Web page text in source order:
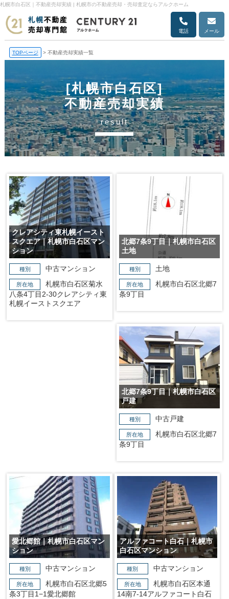
札幌市白石区｜不動産売却実績 | 札幌市の不動産売却・売却査定ならアルクホーム
電話 メール
TOPページ > 不動産売却実績一覧
[札幌市白石区]
不動産売却実績
result
クレアシティ東札幌イースト
スクエア｜札幌市白石区マン
ション
種別 中古マンション
所在地
札幌市白石区菊水
八条4丁目2-30クレアシティ東
札幌イーストスクエア
北郷7条9丁目｜札幌市白石区
土地
種別 土地
所在地
札幌市白石区北郷7
条9丁目
北郷7条9丁目｜札幌市白石区
戸建
種別 中古戸建
所在地
札幌市白石区北郷7
条9丁目
愛北郷館｜札幌市白石区マン
ション
種別 中古マンション
所在地
札幌市白石区北郷5
条3丁目1−1愛北郷館
アルファコート白石｜札幌市
白石区マンション
種別 中古マンション
所在地
札幌市白石区本通
14南7-14アルファコート白石